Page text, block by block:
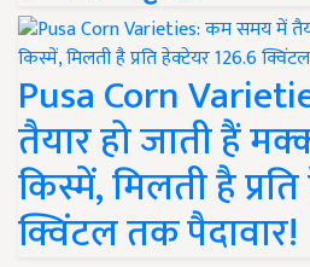
Pusa Corn
तैयार हो जाती हैं
किस्में, मिलती है
क्विंटल तक पैदावार!